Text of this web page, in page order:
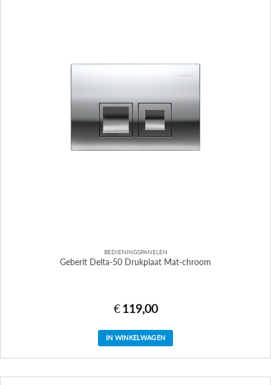
BEDIENINGSPANELEN
Geberit Delta-50 Drukplaat Mat-chroom
€ 119,00
IN WINKELWAGEN